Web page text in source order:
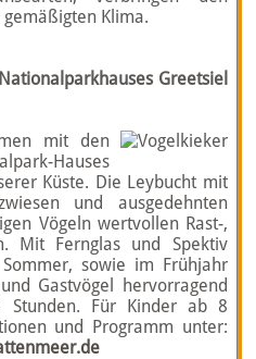
Klima.
Greetsiel
mit den
­Hauses
Küste. Die Ley­bucht mit
und ausgedehnten
Vögeln wertvollen Rast-,
Mit Fern­glas und Spektiv
sowie im Früh­jahr
Gastvögel hervorragend
Stunden. Für Kinder ab 8
und Programm unter: